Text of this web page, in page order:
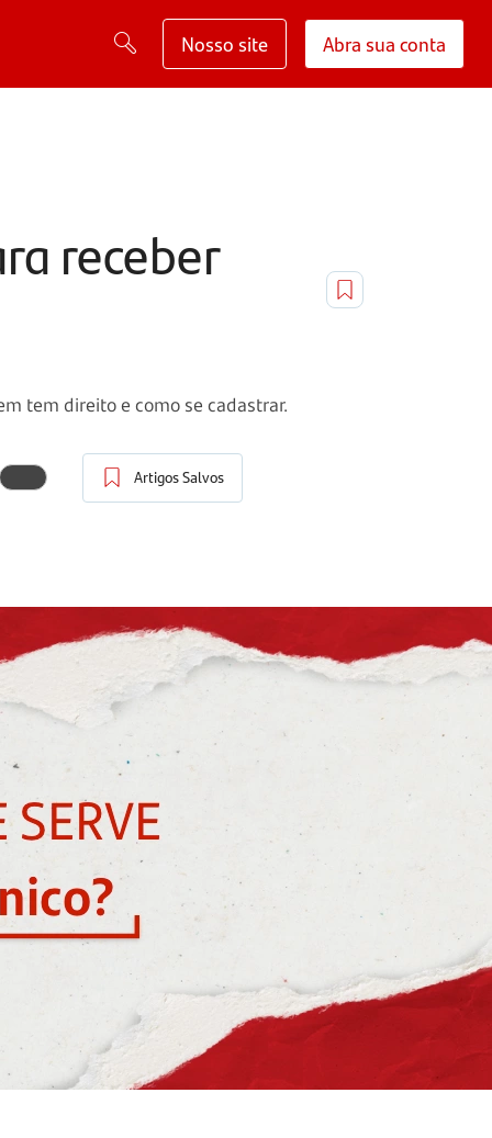
Nosso site Abra sua conta
receber
tem direito e como se cadastrar.
Artigos Salvos